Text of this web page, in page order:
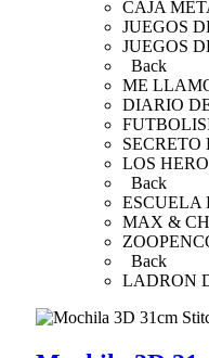
CAJA
JUEGOS
JUEGOS
Back
ME
DIARIO
SECRETO
LOS
Back
ESCUELA
MAX &
Back
LADRON